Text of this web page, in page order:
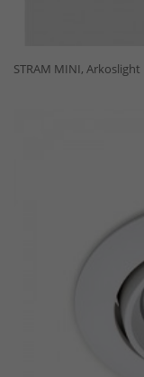
STRAM MINI, Arkoslight